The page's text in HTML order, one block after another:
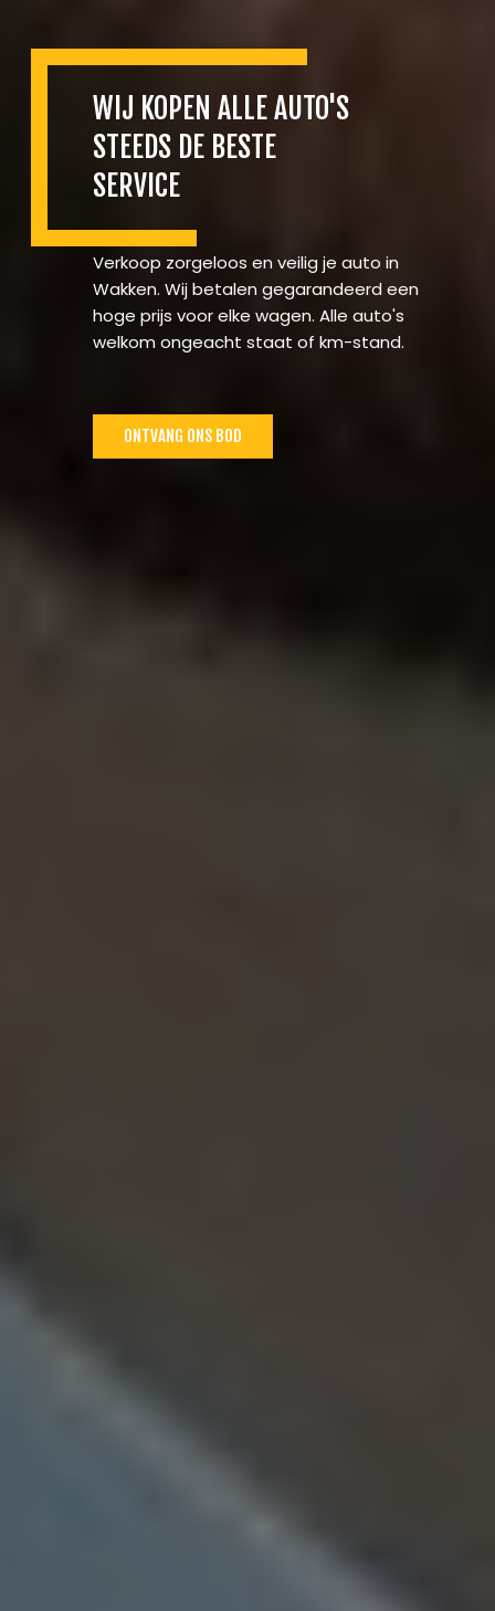
WIJ KOPEN ALLE AUTO'S
STEEDS DE BESTE
SERVICE
Verkoop zorgeloos en veilig je auto in
Wakken. Wij betalen gegarandeerd een
hoge prijs voor elke wagen. Alle auto's
welkom ongeacht staat of km-stand.
ONTVANG ONS BOD